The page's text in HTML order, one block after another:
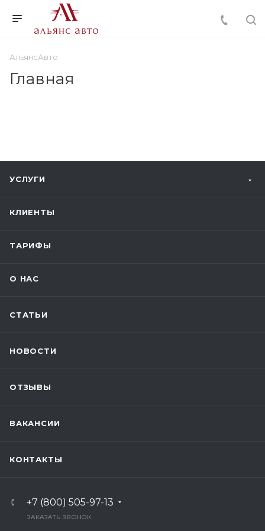
АльянсАвто
Главная
УСЛУГИ
КЛИЕНТЫ
ТАРИФЫ
О НАС
СТАТЬИ
НОВОСТИ
ОТЗЫВЫ
ВАКАНСИИ
КОНТАКТЫ
+7 (800) 505-97-13
ЗАКАЗАТЬ ЗВОНОК